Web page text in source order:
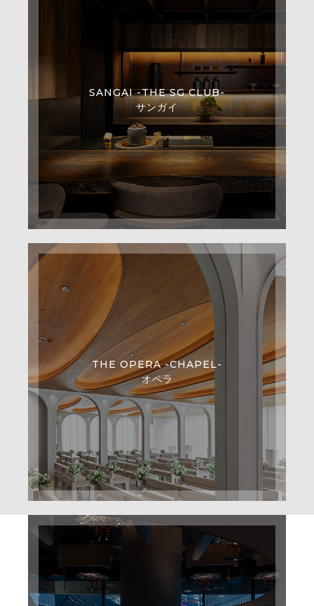
SANGAI -THE SG CLUB-
サンガイ
THE OPERA -CHAPEL-
オペラ